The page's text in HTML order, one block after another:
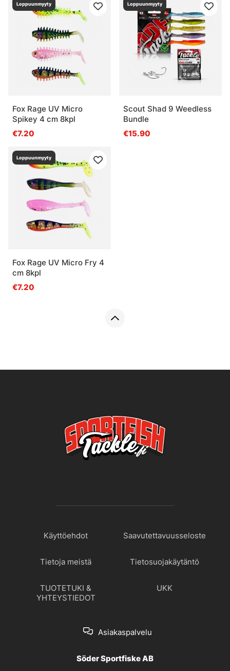
Loppuunmyyty
Fox Rage UV Micro
Spikey 4 cm 8kpl
€7.20
Loppuunmyyty
Scout Shad 9 Weedless
Bundle
€15.90
Loppuunmyyty
Fox Rage UV Micro Fry 4
cm 8kpl
€7.20
Käyttöehdot Saavutettavuusseloste
Tietoja meistä Tietosuojakäytäntö
TUOTETUKI &
YHTEYSTIEDOT
UKK
Asiakaspalvelu
Söder Sportfiske AB